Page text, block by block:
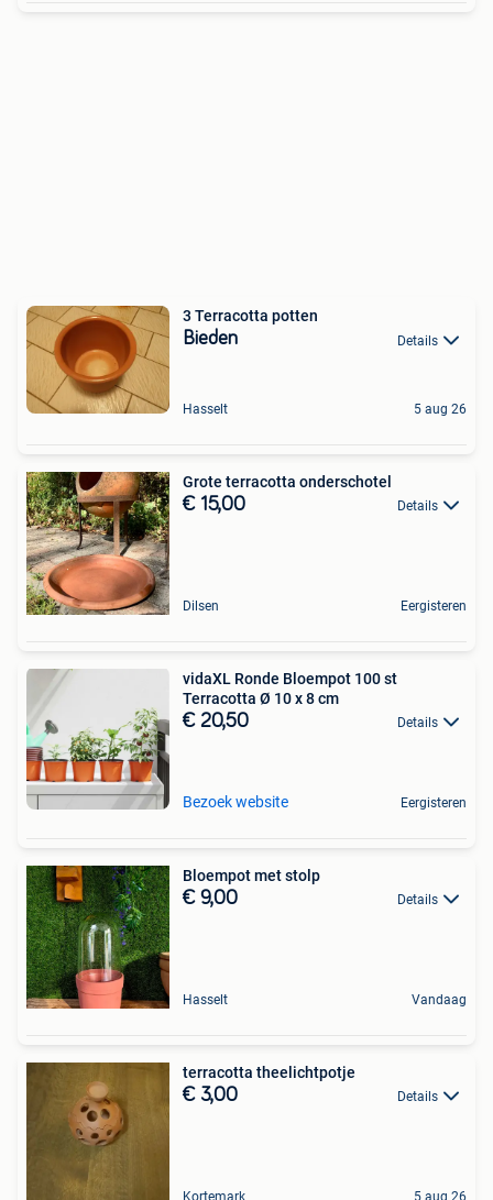
3 Terracotta potten
Bieden Details
Hasselt 5 aug 26
Grote terracotta onderschotel
€ 15,00 Details
Dilsen Eergisteren
vidaXL Ronde Bloempot 100 st
Terracotta Ø 10 x 8 cm
€ 20,50 Details
Bezoek website Eergisteren
Bloempot met stolp
€ 9,00 Details
Hasselt Vandaag
terracotta theelichtpotje
€ 3,00 Details
Kortemark 5 aug 26